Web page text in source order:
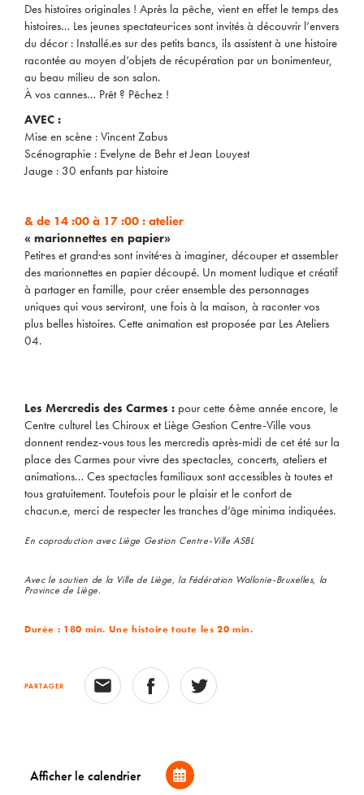
Des histoires originales ! Après la pêche, vient en effet le temps des
histoires… Les jeunes spectateur·ices sont invités à découvrir l’envers
du décor : Installé.es sur des petits bancs, ils assistent à une histoire
racontée au moyen d’objets de récupération par un bonimenteur,
au beau milieu de son salon.
À vos cannes… Prêt ? Pêchez !
AVEC :
Mise en scène : Vincent Zabus
Scénographie : Evelyne de Behr et Jean Louyest
Jauge : 30 enfants par histoire
& de 14 :00 à 17 :00 : atelier
« marionnettes en papier»
Petit·es et grand·es sont invité·es à imaginer, découper et assembler
des marionnettes en papier découpé. Un moment ludique et créatif
à partager en famille, pour créer ensemble des personnages
uniques qui vous serviront, une fois à la maison, à raconter vos
plus belles histoires. Cette animation est proposée par Les Ateliers
04.
Les Mercredis des Carmes : pour cette 6ème année encore, le
Centre culturel Les Chiroux et Liège Gestion Centre-Ville vous
donnent rendez-vous tous les mercredis après-midi de cet été sur la
place des Carmes pour vivre des spectacles, concerts, ateliers et
animations… Ces spectacles familiaux sont accessibles à toutes et
tous gratuitement. Toutefois pour le plaisir et le confort de
chacun.e, merci de respecter les tranches d’âge minima indiquées.
En coproduction avec Liège Gestion Centre-Ville ASBL
Avec le soutien de la Ville de Liège, la Fédération Wallonie-Bruxelles, la
Province de Liège.
Durée : 180 min. Une histoire toute les 20 min.
PARTAGER
Afficher le calendrier